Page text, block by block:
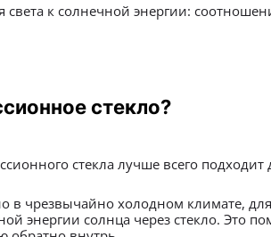
света к солнечной энергии:
стекло?
стекла лучше всего
в чрезвычайно холодном климате,
энергии солнца через стекло. Это